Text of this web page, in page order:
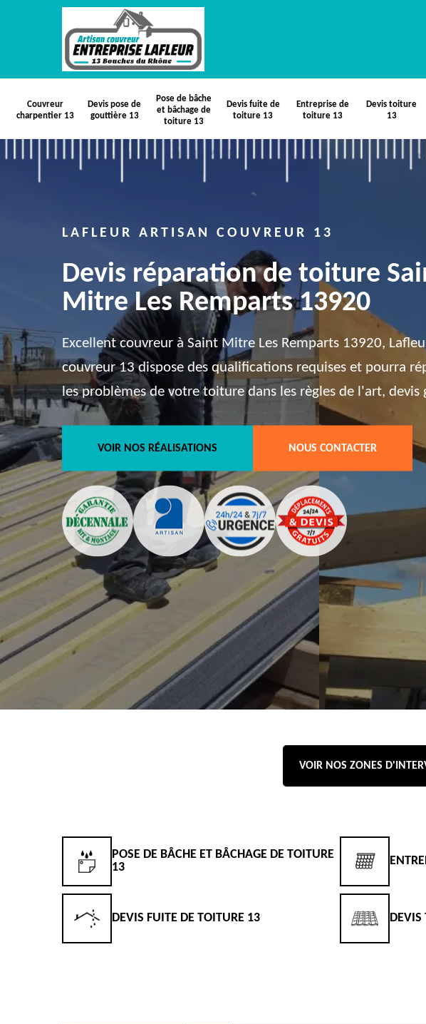
Couvreur
charpentier 13
Devis pose de
gouttière 13
Pose de bâche
et bâchage de
toiture 13
Devis fuite de
toiture 13
Entreprise de
toiture 13
Devis toiture
13
LAFLEUR ARTISAN COUVREUR 13
Devis réparation de toiture
Mitre Les Remparts 13920
Excellent couvreur à Saint Mitre Les Remparts 13920,
couvreur 13 dispose des qualifications requises et pourra
les problèmes de votre toiture dans les règles de l'art, devis
VOIR NOS RÉALISATIONS NOUS CONTACTER
VOIR NOS ZONES
POSE DE BÂCHE ET BÂCHAGE DE TOITURE
13
DEVIS FUITE DE TOITURE 13 DEVIS